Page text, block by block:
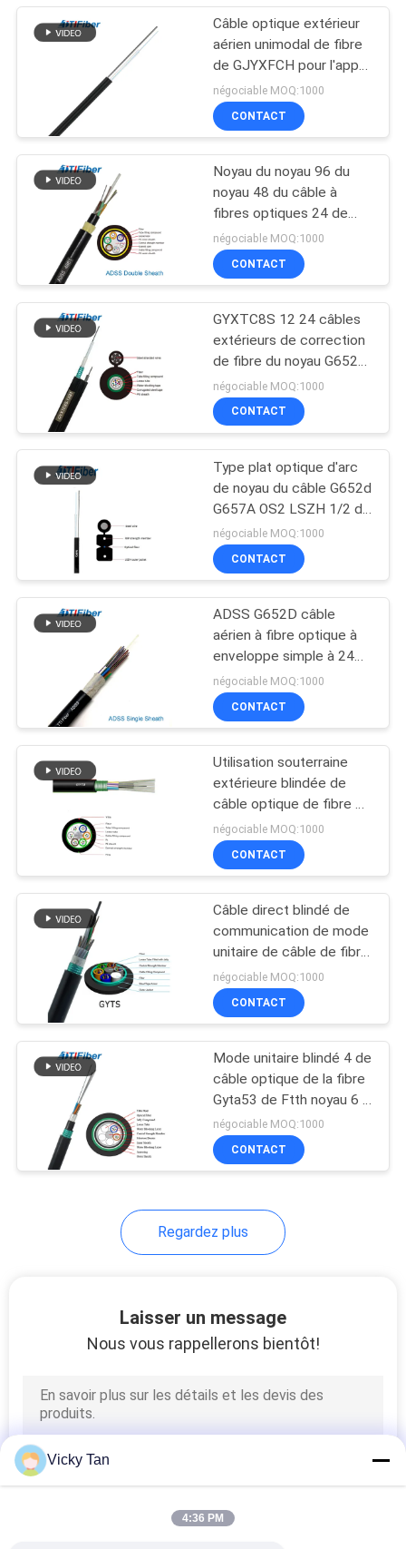
PRIVACYFiber Optic
Adaptateur
Fiber Optic
Attenuator
Fibre optique
Splitter
Réalimentation
optique de fibre
Fibre optique virole
Tableau de
connexions de Mpo
20
Solution de FTTH
Box distribution de
fibres optiques
Câble optique extérieur
aérien unimodal de fibre
de GJYXFCH pour l'appui
d'individu de FTTH
négociable MOQ:1000
CONTACT
Noyau du noyau 96 du
noyau 48 du câble à
fibres optiques 24 de
fibre de gaine de double
d'ADSS
négociable MOQ:1000
CONTACT
GYXTC8S 12 24 câbles
extérieurs de correction
de fibre du noyau G652D
autosuffisants
négociable MOQ:1000
CONTACT
Type plat optique d'arc
de noyau du câble G652d
G657A OS2 LSZH 1/2 de
réseau de fibre de mode
unitaire
négociable MOQ:1000
CONTACT
ADSS G652D câble
aérien à fibre optique à
enveloppe simple à 24
cœurs
négociable MOQ:1000
CONTACT
Utilisation souterraine
extérieure blindée de
câble optique de fibre du
mode G657A2 unitaire
négociable MOQ:1000
CONTACT
Câble direct blindé de
communication de mode
unitaire de câble de fibre
d'enterrement
négociable MOQ:1000
CONTACT
Mode unitaire blindé 4 de
câble optique de la fibre
Gyta53 de Ftth noyau 6 8
12
négociable MOQ:1000
CONTACT
Regardez plus
Laisser un message
Nous vous rappellerons bientôt!
Vicky Tan
4:36 PM